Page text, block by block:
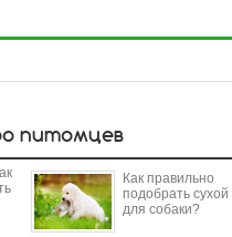
питомцев
Как правильно
подобрать сухой
для собаки?